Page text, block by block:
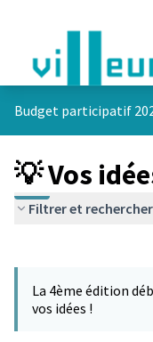
Budget participatif
💡 Vos
Filtrer et rechercher
−
La 4ème édition
vos idées !